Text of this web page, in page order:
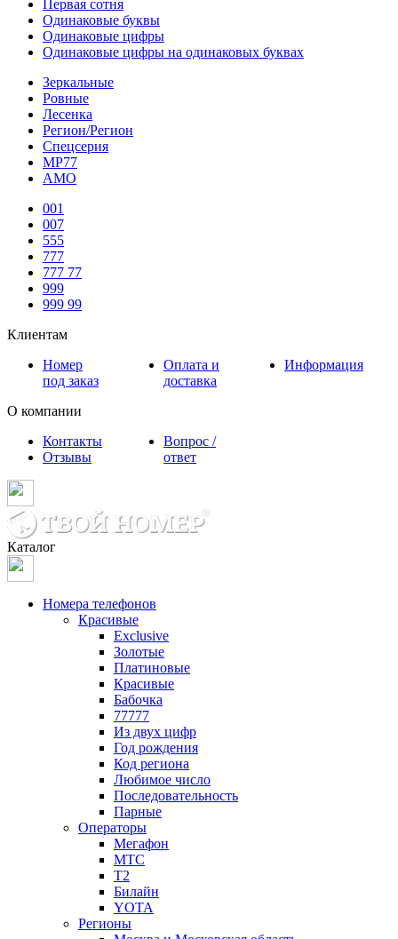
Первая сотня
Одинаковые буквы
Одинаковые цифры
Одинаковые цифры на одинаковых буквах
Зеркальные
Ровные
Лесенка
Регион/Регион
Спецсерия
МР77
АМО
001
007
555
777
777 77
999
999 99
Клиентам
Номер
под заказ
Оплата и
доставка
Информация
О компании
Контакты
Отзывы
Вопрос /
ответ
Каталог
Номера телефонов
Красивые
Exclusive
Золотые
Платиновые
Красивые
Бабочка
77777
Из двух цифр
Год рождения
Код региона
Любимое число
Последовательность
Парные
Операторы
Мегафон
МТС
Т2
Билайн
YOTA
Регионы